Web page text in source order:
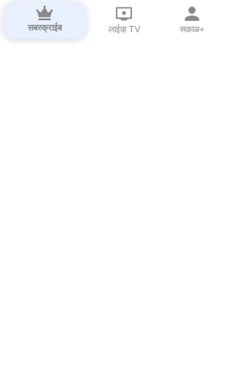
सबस्क्राईब लाईव्ह TV सकाळ+